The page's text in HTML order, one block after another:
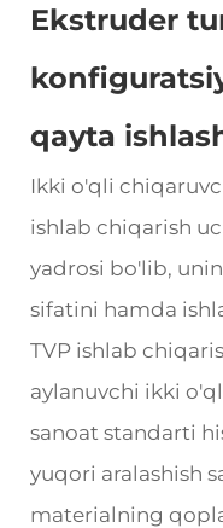
Ekstruder
qayta
Ikki o'qli
ishlab chiqarish
yadrosi bo'lib,
sifatini hamda
TVP ishlab
aylanuvchi ikki
sanoat standarti
yuqori aralashish
materialning